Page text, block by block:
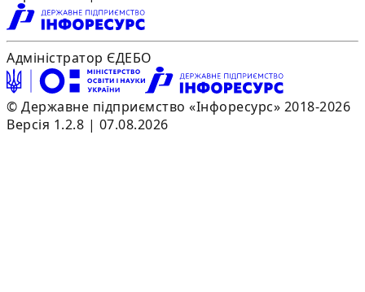
Адміністратор ЄДЕБО
© Державне підприємство «Інфоресурс» 2018-2026
Версія 1.2.8 | 07.08.2026